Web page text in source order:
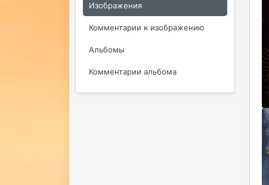
Изображения
Комментарии к изображению
Альбомы
Комментарии альбома